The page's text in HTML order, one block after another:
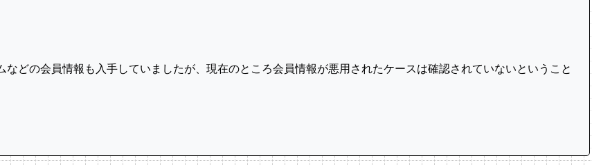
どの会員情報も入手していましたが、現在のところ会員情報が悪用されたケースは確認されていないということ